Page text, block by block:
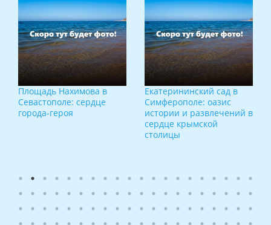
Площадь Нахимова в
Севастополе: сердце
города-героя
Екатерининский сад в
Симферополе: оазис
истории и развлечений в
сердце крымской
столицы